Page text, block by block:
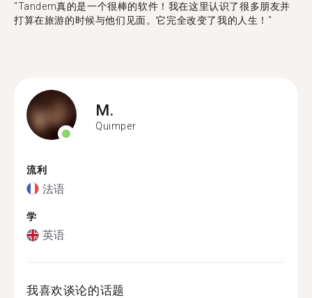
"Tandem真的是一个很棒的软件！我在这里认识了很多朋友并
打算在旅游的时候与他们见面。它完全改变了我的人生！"
M.
Quimper
流利
法语
学
英语
我喜欢谈论的话题